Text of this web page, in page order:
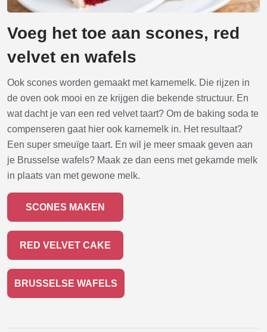
Voeg het toe aan scones, red
velvet en wafels
Ook scones worden gemaakt met karnemelk. Die rijzen in
de oven ook mooi en ze krijgen die bekende structuur. En
wat dacht je van een red velvet taart? Om de baking soda te
compenseren gaat hier ook karnemelk in. Het resultaat?
Een super smeuïge taart. En wil je meer smaak geven aan
je Brusselse wafels? Maak ze dan eens met gekarnde melk
in plaats van met gewone melk.
SCONES MAKEN
RED VELVET CAKE
BRUSSELSE WAFELS